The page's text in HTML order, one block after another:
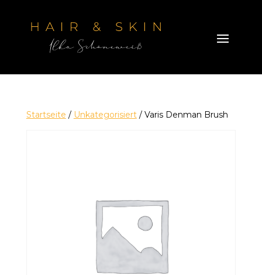
Startseite / Unkategorisiert/ Varis Denman Brush